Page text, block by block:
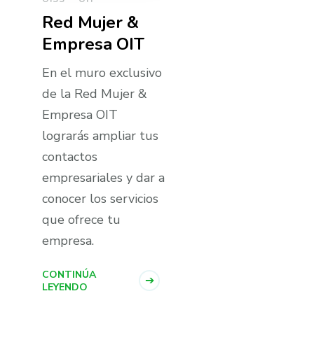
Red Mujer &
Empresa OIT
En el muro exclusivo
de la Red Mujer &
Empresa OIT
lograrás ampliar tus
contactos
empresariales y dar a
conocer los servicios
que ofrece tu
empresa.
CONTINÚA
LEYENDO